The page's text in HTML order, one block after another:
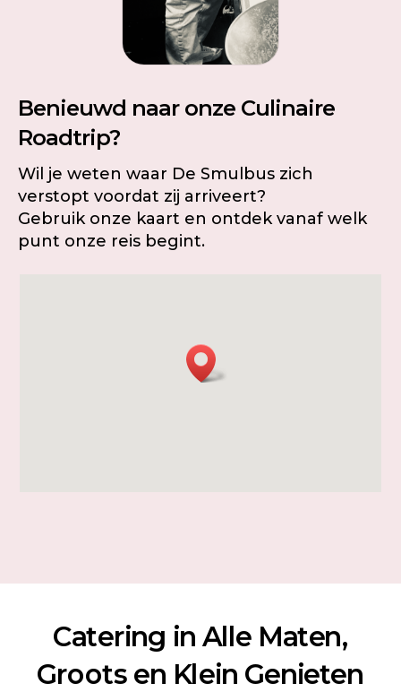
Benieuwd naar onze Culinaire
Roadtrip?
Wil je weten waar De Smulbus zich
verstopt voordat zij arriveert?
Gebruik onze kaart en ontdek vanaf welk
punt onze reis begint.
Catering in Alle Maten,
Groots en Klein Genieten